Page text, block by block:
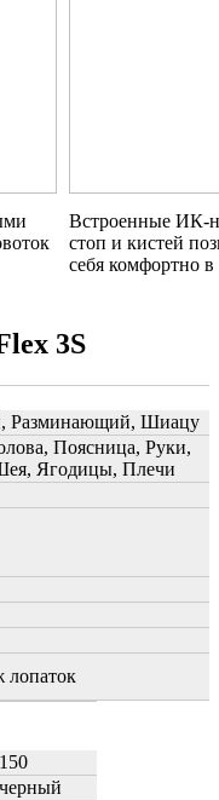
Встроенные ИК-
стоп и кистей
себя комфортно
3S
Разминающий, Шиацу
Поясница, Руки,
Ягодицы, Плечи
лопаток
150
черный